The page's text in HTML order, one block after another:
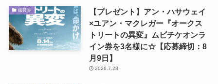
鑑賞券
【プレゼント】アン・ハサウェイ
×ユアン・マクレガー『オークス
トリートの異変』ムビチケオンラ
イン券を3名様に☆【応募締切：8
月9日】
2026.7.28